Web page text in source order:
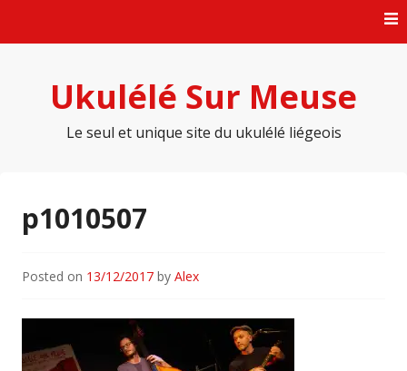
Ukulélé Sur Meuse
Le seul et unique site du ukulélé liégeois
p1010507
Posted on 13/12/2017 by Alex